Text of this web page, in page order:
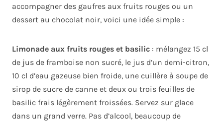
accompagner des gaufres aux fruits rouges ou un
dessert au chocolat noir, voici une idée simple :
Limonade aux fruits rouges et basilic : mélangez 15 cl
de jus de framboise non sucré, le jus d’un demi-citron,
10 cl d’eau gazeuse bien froide, une cuillère à soupe de
sirop de sucre de canne et deux ou trois feuilles de
basilic frais légèrement froissées. Servez sur glace
dans un grand verre. Pas d’alcool, beaucoup de